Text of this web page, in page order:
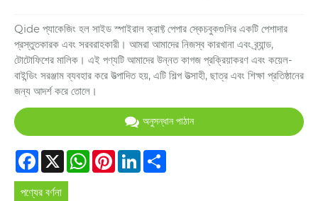
Qide প্যাকেজিং হল সাইড স্পাইরাল ক্রাফ্ট পেপার স্কেচবুকগুলির একটি পেশাদার
প্রস্তুতকারক এবং সরবরাহকারী। আমরা আমাদের নিজস্ব কারখানা এবং ব্র্যান্ড,
টোটোফিশের মালিক। এই পণ্যটি আমাদের উন্নত কাগজ প্রক্রিয়াকরণ এবং কয়েল-
বাইন্ডিং সরঞ্জাম ব্যবহার করে উত্পাদিত হয়, এটি শিল্প উত্সাহী, ছাত্র এবং শিক্ষা প্রতিষ্ঠানের
জন্য আদর্শ করে তোলে।
অনুসন্ধান পাঠান
Facebook
X WhatsApp
PinterestLinkedIn
পণ্যের বর্ণনা